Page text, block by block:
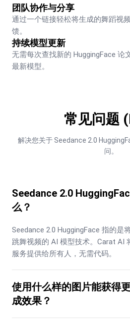
团队协作与分享
通过一个链接轻松将生成的舞蹈视
馈。
持续模型更新
无需每次查找新的 HuggingFace 论
最新模型。
常见问题
解决您关于 Seedance 2.0
问。
Seedance 2.0
么？
Seedance 2.0 HuggingFace 指的是
跳舞视频的 AI 模型技术。Carat AI
服务提供给所有人，无需代码。
使用什么样的图片能获得
成效果？